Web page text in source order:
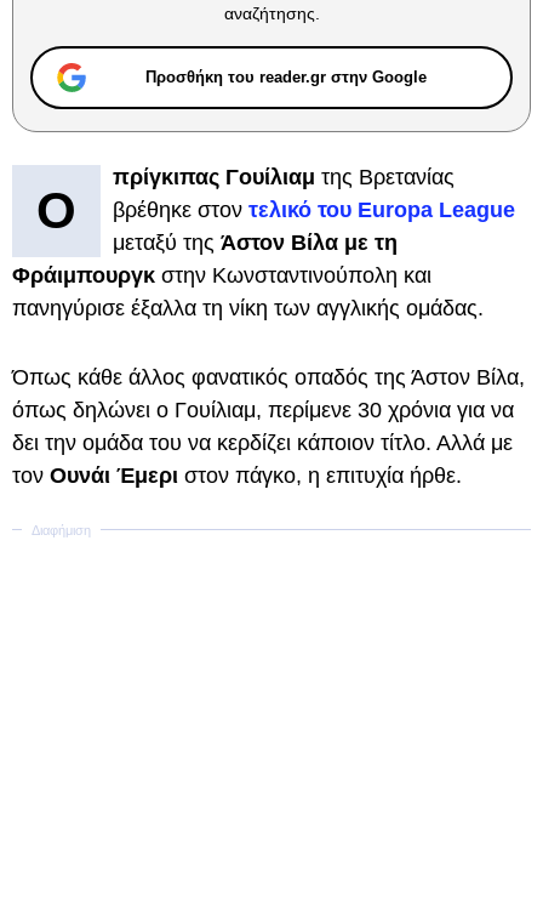
αναζήτησης.
Προσθήκη του reader.gr στην Google
Ο
πρίγκιπας Γουίλιαμ της Βρετανίας
βρέθηκε στον τελικό του Europa League
μεταξύ της Άστον Βίλα με τη
Φράιμπουργκ στην Κωνσταντινούπολη και
πανηγύρισε έξαλλα τη νίκη των αγγλικής ομάδας.
Όπως κάθε άλλος φανατικός οπαδός της Άστον Βίλα,
όπως δηλώνει ο Γουίλιαμ, περίμενε 30 χρόνια για να
δει την ομάδα του να κερδίζει κάποιον τίτλο. Αλλά με
τον Ουνάι Έμερι στον πάγκο, η επιτυχία ήρθε.